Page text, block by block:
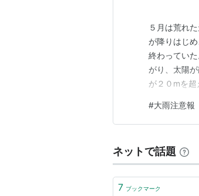
５月は荒れ
が降りはじ
終わってい
がり、太陽
が２０mを
２１.０℃。
半分ほどの
#大雨注意報
ネットで話題
7 ブックマーク